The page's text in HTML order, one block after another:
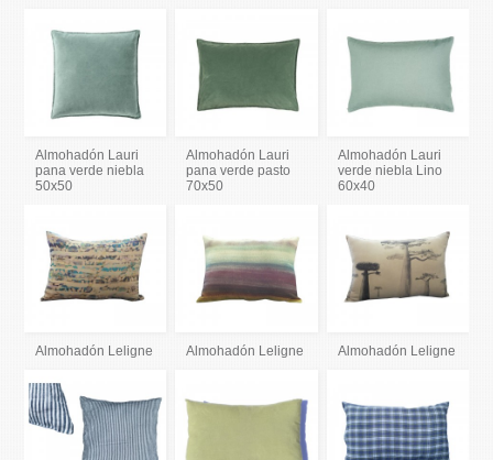
Almohadón Lauri
pana verde niebla
50x50
Almohadón Lauri
pana verde pasto
70x50
Almohadón Lauri
verde niebla Lino
60x40
Almohadón Leligne Almohadón Leligne Almohadón Leligne